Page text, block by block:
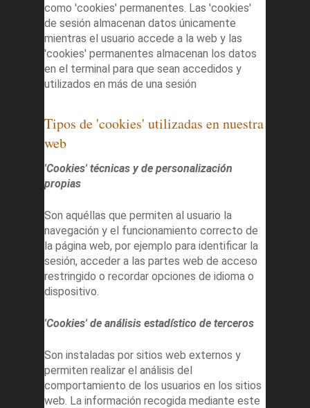
como 'cookies' permanentes. Las 'cookies'
de sesión almacenan datos únicamente
mientras el usuario accede a la web y las
'cookies' permanentes almacenan los datos
en el terminal para que sean accedidos y
utilizados en más de una sesión
Tipos de 'cookies' utilizadas en nuestra
web
'Cookies' técnicas y de personalización
propias
Son aquéllas que permiten al usuario la
navegación y el funcionamiento correcto de
la página web, por ejemplo para identificar la
sesión, acceder a las partes web de acceso
restringido o recordar opciones de idioma o
dispositivo.
'Cookies' de análisis estadístico de terceros
Son instaladas por sitios web externos y
permiten realizar el análisis del
comportamiento de los usuarios en los sitios
web. La información recogida mediante este